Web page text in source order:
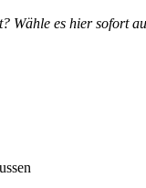
Wähle es hier sofort